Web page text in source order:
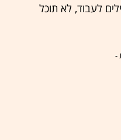
לעבוד, לא תוכל
-